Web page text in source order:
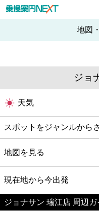
地図
ジョ
天気
スポットをジャンルから
グルメ
映画
美容
地図を見る
現在地から今出発
ジョナサン 瑞江店 周辺ガ